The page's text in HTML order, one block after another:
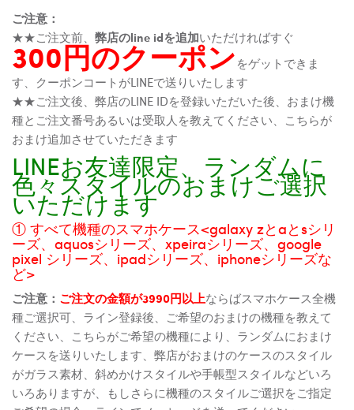
ご注意：
★★ご注文前、 弊店のline idを追加いただければすぐ
300円のクーポンをゲットできま
す、クーポンコートがLINEで送りいたします
★★ご注文後、弊店のLINE IDを登録いただいた後、おまけ機
種とご注文番号あるいは受取人を教えてください、こちらが
おまけ追加させていただきます
LINEお友達限定、ランダムに
色々スタイルのおまけご選択
いただけます
① すべて機種のスマホケース<galaxy zとaとsシリ
ーズ、aquosシリーズ、xpeiraシリーズ、google
pixel シリーズ、ipadシリーズ、iphoneシリーズな
ど>
ご注意： ご注文の金額が3990円以上ならばスマホケース全機
種ご選択可、ライン登録後、ご希望のおまけの機種を教えて
ください、こちらがご希望の機種により、ランダムにおまけ
ケースを送りいたします、弊店がおまけのケースのスタイル
がガラス素材、斜めかけスタイルや手帳型スタイルなどいろ
いろありますが、もしさらに機種のスタイルご選択をご指定